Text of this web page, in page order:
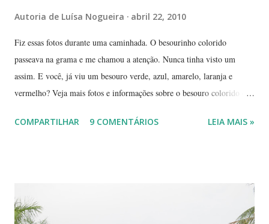
Autoria de Luísa Nogueira abril 22, 2010
Fiz essas fotos durante uma caminhada. O besourinho colorido
passeava na grama e me chamou a atenção. Nunca tinha visto um
assim. E você, já viu um besouro verde, azul, amarelo, laranja e
vermelho? Veja mais fotos e informações sobre o besouro colorido e a
Terra, aquele abraço! ------------ Dia da Terra - Veja aqui . -----------
COMPARTILHAR 9 COMENTÁRIOS LEIA MAIS »